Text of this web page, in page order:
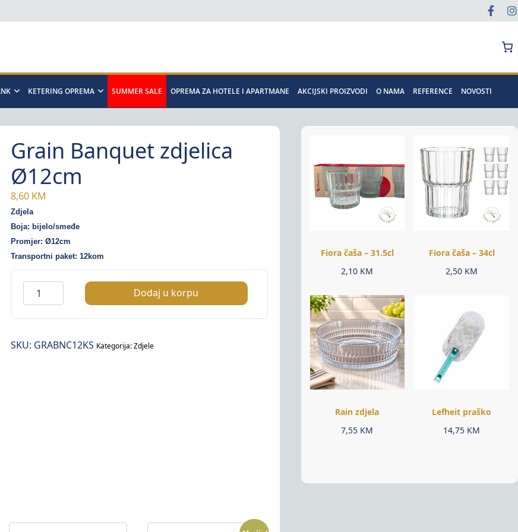
KETERING OPREMA SUMMER SALE OPREMA ZA HOTELE I APARTMANE AKCIJSKI PROIZVODI O NAMA REFERENCE NOVOSTI
Grain Banquet zdjelica
Ø12cm
8,60 KM
Zdjela
Boja: bijelo/smeđe
Promjer: Ø12cm
Transportni paket: 12kom
Grain
Banquet
zdjelica
količina
Dodaj u korpu
SKU: GRABNC12KS Kategorija:Zdjele
Fiora čaša – 31.5cl
2,10 KM
Fiora čaša – 34cl
2,50 KM
Rain zdjela
7,55 KM
Lefheit praško
14,75 KM